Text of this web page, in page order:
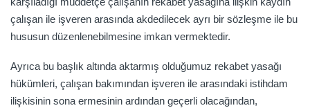
çalışan ile işveren arasında akdedilecek ayrı bir sözleşme ile bu
hususun düzenlenebilmesine imkan vermektedir.
Ayrıca bu başlık altında aktarmış olduğumuz rekabet yasağı
hükümleri, çalışan bakımından işveren ile arasındaki istihdam
ilişkisinin sona ermesinin ardından geçerli olacağından,